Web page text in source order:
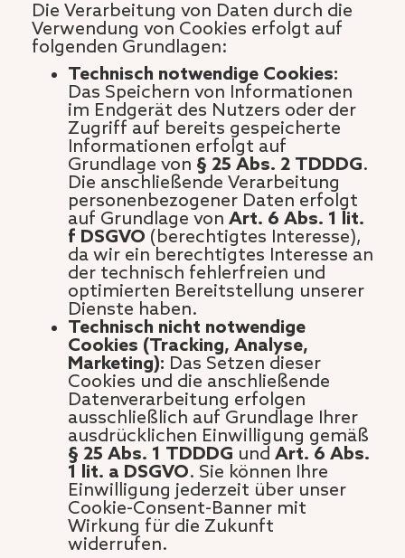
Die Verarbeitung von Daten durch die
Verwendung von Cookies erfolgt auf
folgenden Grundlagen:
Technisch notwendige Cookies:
Das Speichern von Informationen
im Endgerät des Nutzers oder der
Zugriff auf bereits gespeicherte
Informationen erfolgt auf
Grundlage von § 25 Abs. 2 TDDDG.
Die anschließende Verarbeitung
personenbezogener Daten erfolgt
auf Grundlage von Art. 6 Abs. 1 lit.
f DSGVO (berechtigtes Interesse),
da wir ein berechtigtes Interesse an
der technisch fehlerfreien und
optimierten Bereitstellung unserer
Dienste haben.
Technisch nicht notwendige
Cookies (Tracking, Analyse,
Marketing): Das Setzen dieser
Cookies und die anschließende
Datenverarbeitung erfolgen
ausschließlich auf Grundlage Ihrer
ausdrücklichen Einwilligung gemäß
§ 25 Abs. 1 TDDDG und Art. 6 Abs.
1 lit. a DSGVO. Sie können Ihre
Einwilligung jederzeit über unser
Cookie-Consent-Banner mit
Wirkung für die Zukunft
widerrufen.